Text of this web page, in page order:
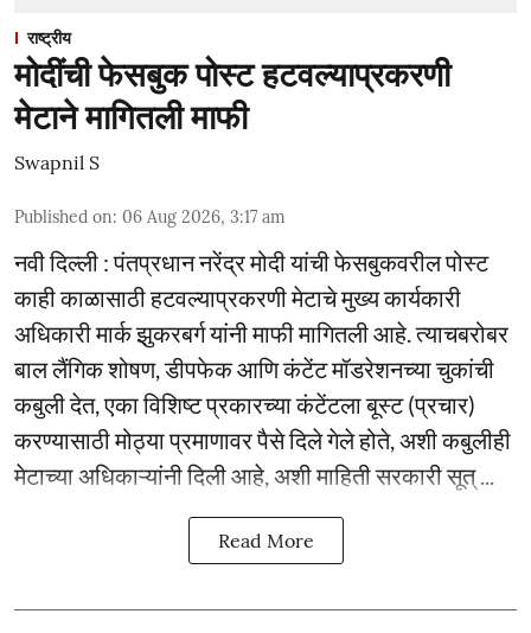
राष्ट्रीय
मोदींची फेसबुक पोस्ट हटवल्याप्रकरणी
मेटाने मागितली माफी
Swapnil S
Published on: 06 Aug 2026, 3:17 am
नवी दिल्ली : पंतप्रधान नरेंद्र मोदी यांची फेसबुकवरील पोस्ट
काही काळासाठी हटवल्याप्रकरणी मेटाचे मुख्य कार्यकारी
अधिकारी मार्क झुकरबर्ग यांनी माफी मागितली आहे. त्याचबरोबर
बाल लैंगिक शोषण, डीपफेक आणि कंटेंट मॉडरेशनच्या चुकांची
कबुली देत, एका विशिष्ट प्रकारच्या कंटेंटला बूस्ट (प्रचार)
करण्यासाठी मोठ्या प्रमाणावर पैसे दिले गेले होते, अशी कबुलीही
मेटाच्या अधिकाऱ्यांनी दिली आहे, अशी माहिती सरकारी सूत् ...
Read More